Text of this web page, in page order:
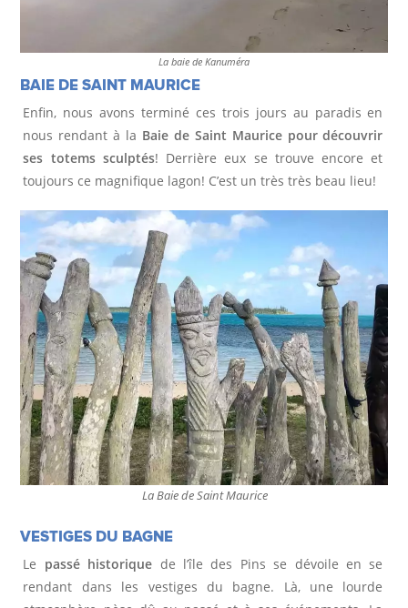
La baie de Kanuméra
BAIE DE SAINT MAURICE
Enfin, nous avons terminé ces trois jours au paradis en
nous rendant à la Baie de Saint Maurice pour découvrir
ses totems sculptés! Derrière eux se trouve encore et
toujours ce magnifique lagon! C’est un très très beau lieu!
La Baie de Saint Maurice
VESTIGES DU BAGNE
Le passé historique de l’île des Pins se dévoile en se
rendant dans les vestiges du bagne. Là, une lourde